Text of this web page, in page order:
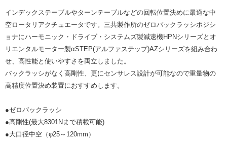
インデックステーブルやターンテーブルなどの回転位置決めに最適な中
空ロータリアクチュエータです。三共製作所のゼロバックラッシポジシ
ョナにハーモニック・ドライブ・システムズ製減速機HPNシリーズとオ
リエンタルモーター製αSTEP(アルファステップ)AZシリーズを組み合わ
せ、高性能と使いやすさを両立しました。
バックラッシがなく高剛性、更にセンサレス設計が可能なので重量物の
高精度位置決め装置におすすめします。
●ゼロバックラッシ
●高剛性(最大8301Nまで積載可能)
●大口径中空（φ25～120mm）